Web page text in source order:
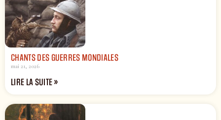
CHANTS DES GUERRES MONDIALES
mai 21, 2026
LIRE LA SUITE »